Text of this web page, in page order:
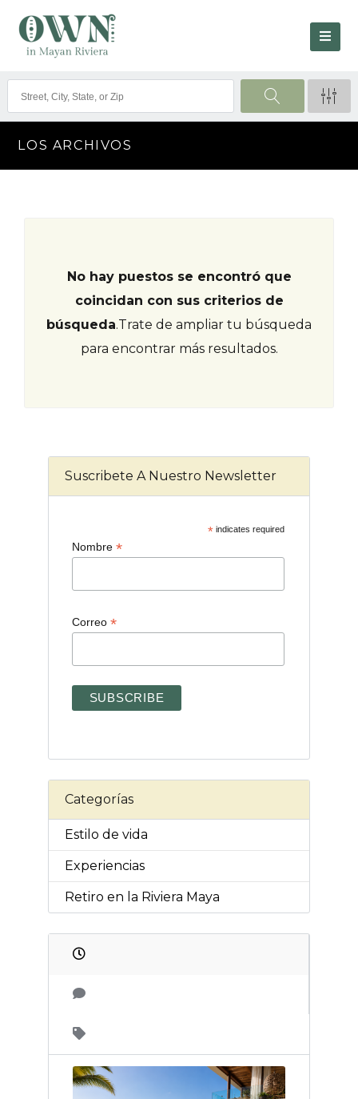
LOS ARCHIVOS
No hay puestos se encontró que
coincidan con sus criterios de
búsqueda.Trate de ampliar tu búsqueda
para encontrar más resultados.
Suscribete A Nuestro Newsletter
*indicates required
Nombre *
Correo *
Categorías
Estilo de vida
Experiencias
Retiro en la Riviera Maya